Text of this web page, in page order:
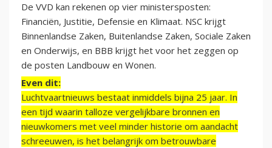
De VVD kan rekenen op vier ministersposten:
Financiën, Justitie, Defensie en Klimaat. NSC krijgt
Binnenlandse Zaken, Buitenlandse Zaken, Sociale Zaken
en Onderwijs, en BBB krijgt het voor het zeggen op
de posten Landbouw en Wonen.
Even dit:
Luchtvaartnieuws bestaat inmiddels bijna 25 jaar. In
een tijd waarin talloze vergelijkbare bronnen en
nieuwkomers met veel minder historie om aandacht
schreeuwen, is het belangrijk om betrouwbare